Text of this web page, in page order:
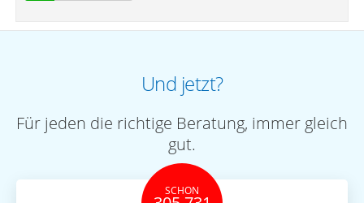
Und jetzt?
Für jeden die richtige Beratung, immer gleich
gut.
SCHON